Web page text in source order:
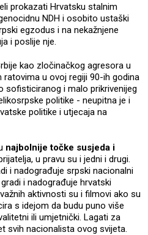
prokazati Hrvatsku stalnim
NDH i osobito ustaški
egzodus i na nekažnjene
i poslije nje.
kao zločinačkog agresora u
u ovoj regiji 90-ih godina
sofisticiranog i malo prikrivenijeg
politike - neupitna je i
politike i utjecaja na
najbolnije točke susjeda i
u pravu su i jedni i drugi.
i nadograđuje srpski nacionalni
i nadograđuje hrvatski
aktivnosti su i filmovi ako su
s idejom da budu puno više
ili umjetnički. Lagati za
svih nacionalista ovog svijeta.